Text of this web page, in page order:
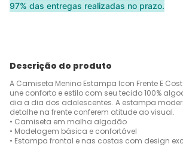
97% das entregas realizadas no prazo.
Descrição do produto
A Camiseta Menino Estampa Icon Frente E
une conforto e estilo com seu tecido 100%
dia a dia dos adolescentes. A estampa
detalhe na frente conferem atitude ao visual.
• Camiseta em malha algodão
• Modelagem básica e confortável
• Estampa frontal e nas costas com design